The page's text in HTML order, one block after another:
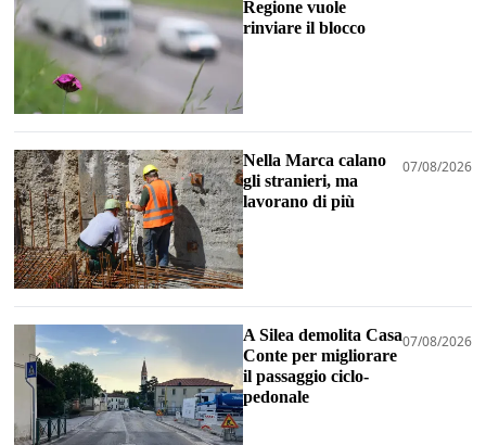
Regione vuole
rinviare il blocco
Nella Marca calano
gli stranieri, ma
lavorano di più
07/08/2026
A Silea demolita Casa
Conte per migliorare
il passaggio ciclo-
pedonale
07/08/2026